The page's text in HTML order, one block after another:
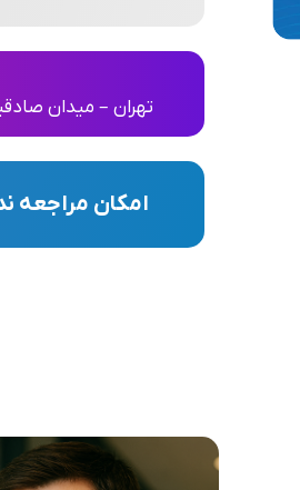
تهران – میدان صادقیه
امکان مراجعه